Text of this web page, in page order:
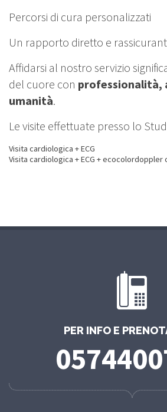
Percorsi di cura personalizzati
Un rapporto diretto e
Affidarsi al nostro servizio
del cuore con professionalità,
umanità.
Le visite effettuate presso lo
Visita cardiologica + ECG
Visita cardiologica + ECG + ecocolordoppler
PER INFO E